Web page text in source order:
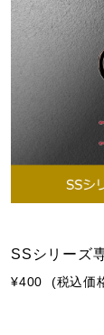
SSシリーズ
¥400 (税込価